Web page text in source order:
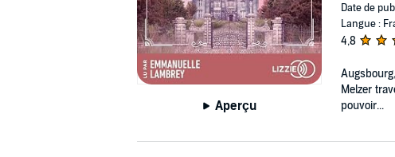
Aperçu
Date de
Langue :
4,8
Melzer
pouvoir...